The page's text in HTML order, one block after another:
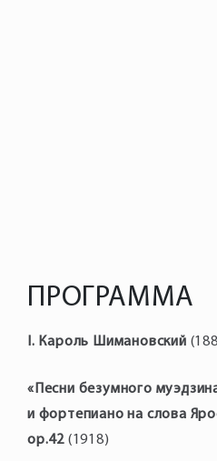
ПРОГРАММА
I. Кароль Шимановский
«Песни безумного
и фортепиано на слова
ор.42 (1918)